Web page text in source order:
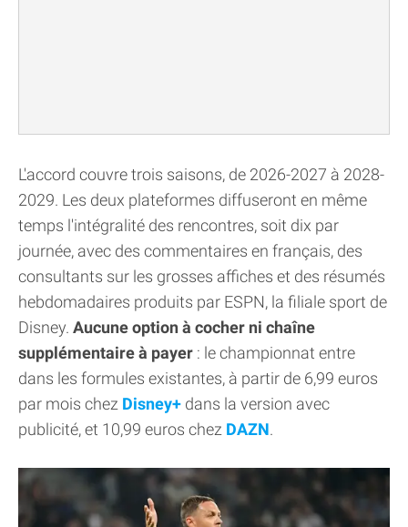
L'accord couvre trois saisons, de 2026-2027 à 2028-
2029. Les deux plateformes diffuseront en même
temps l'intégralité des rencontres, soit dix par
journée, avec des commentaires en français, des
consultants sur les grosses affiches et des résumés
hebdomadaires produits par ESPN, la filiale sport de
Disney. Aucune option à cocher ni chaîne
supplémentaire à payer : le championnat entre
dans les formules existantes, à partir de 6,99 euros
par mois chez Disney+ dans la version avec
publicité, et 10,99 euros chez DAZN.